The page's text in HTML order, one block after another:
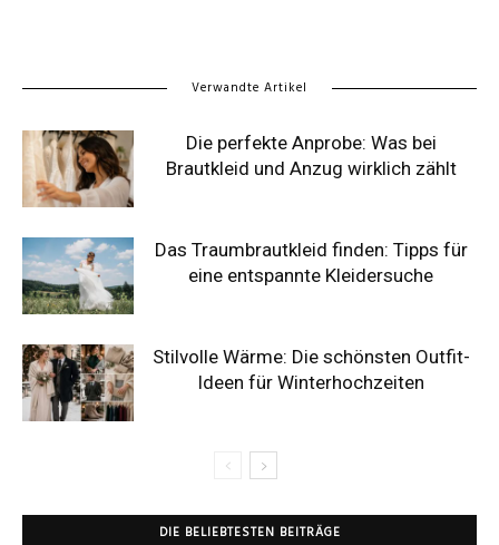
Verwandte Artikel
Die perfekte Anprobe: Was bei
Brautkleid und Anzug wirklich zählt
Das Traumbrautkleid finden: Tipps für
eine entspannte Kleidersuche
Stilvolle Wärme: Die schönsten Outfit-
Ideen für Winterhochzeiten
DIE BELIEBTESTEN BEITRÄGE